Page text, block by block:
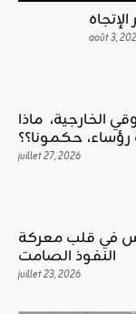
août 3,
الخارجية، ماذا
حكمونا؟؟
juillet 27, 2026
في قلب معركة
النفوذ الصامت
juillet 23, 2026